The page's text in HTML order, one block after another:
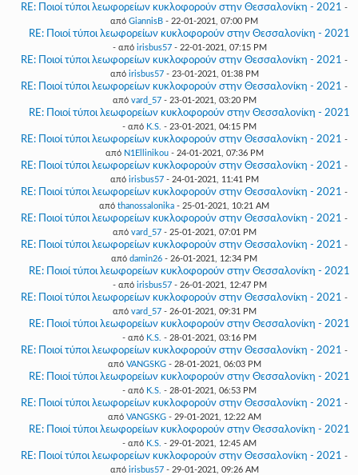
RE: Ποιοί τύποι λεωφορείων κυκλοφορούν στην Θεσσαλονίκη - 2021 -
από GiannisB - 22-01-2021, 07:00 PM
RE: Ποιοί τύποι λεωφορείων κυκλοφορούν στην Θεσσαλονίκη - 2021
- από irisbus57- 22-01-2021, 07:15 PM
RE: Ποιοί τύποι λεωφορείων κυκλοφορούν στην Θεσσαλονίκη - 2021 -
από irisbus57- 23-01-2021, 01:38 PM
RE: Ποιοί τύποι λεωφορείων κυκλοφορούν στην Θεσσαλονίκη - 2021 -
από vard_57- 23-01-2021, 03:20 PM
RE: Ποιοί τύποι λεωφορείων κυκλοφορούν στην Θεσσαλονίκη - 2021
- από K.S. - 23-01-2021, 04:15 PM
RE: Ποιοί τύποι λεωφορείων κυκλοφορούν στην Θεσσαλονίκη - 2021 -
από N1Ellinikou- 24-01-2021, 07:36 PM
RE: Ποιοί τύποι λεωφορείων κυκλοφορούν στην Θεσσαλονίκη - 2021 -
από irisbus57- 24-01-2021, 11:41 PM
RE: Ποιοί τύποι λεωφορείων κυκλοφορούν στην Θεσσαλονίκη - 2021 -
από thanossalonika - 25-01-2021, 10:21 AM
RE: Ποιοί τύποι λεωφορείων κυκλοφορούν στην Θεσσαλονίκη - 2021 -
από vard_57- 25-01-2021, 07:01 PM
RE: Ποιοί τύποι λεωφορείων κυκλοφορούν στην Θεσσαλονίκη - 2021 -
από damin26 - 26-01-2021, 12:34 PM
RE: Ποιοί τύποι λεωφορείων κυκλοφορούν στην Θεσσαλονίκη - 2021
- από irisbus57- 26-01-2021, 12:47 PM
RE: Ποιοί τύποι λεωφορείων κυκλοφορούν στην Θεσσαλονίκη - 2021 -
από vard_57- 26-01-2021, 09:31 PM
RE: Ποιοί τύποι λεωφορείων κυκλοφορούν στην Θεσσαλονίκη - 2021
- από K.S. - 28-01-2021, 03:16 PM
RE: Ποιοί τύποι λεωφορείων κυκλοφορούν στην Θεσσαλονίκη - 2021 -
από VANGSKG- 28-01-2021, 06:03 PM
RE: Ποιοί τύποι λεωφορείων κυκλοφορούν στην Θεσσαλονίκη - 2021
- από K.S. - 28-01-2021, 06:53 PM
RE: Ποιοί τύποι λεωφορείων κυκλοφορούν στην Θεσσαλονίκη - 2021 -
από VANGSKG- 29-01-2021, 12:22 AM
RE: Ποιοί τύποι λεωφορείων κυκλοφορούν στην Θεσσαλονίκη - 2021
- από K.S. - 29-01-2021, 12:45 AM
RE: Ποιοί τύποι λεωφορείων κυκλοφορούν στην Θεσσαλονίκη - 2021 -
από irisbus57- 29-01-2021, 09:26 AM